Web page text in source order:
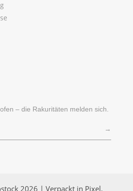
– die Rakuritäten melden sich.
→
2026 | Verpackt in Pixel,